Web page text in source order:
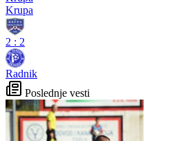
Krupa
2 : 2
Radnik
Poslednje vesti